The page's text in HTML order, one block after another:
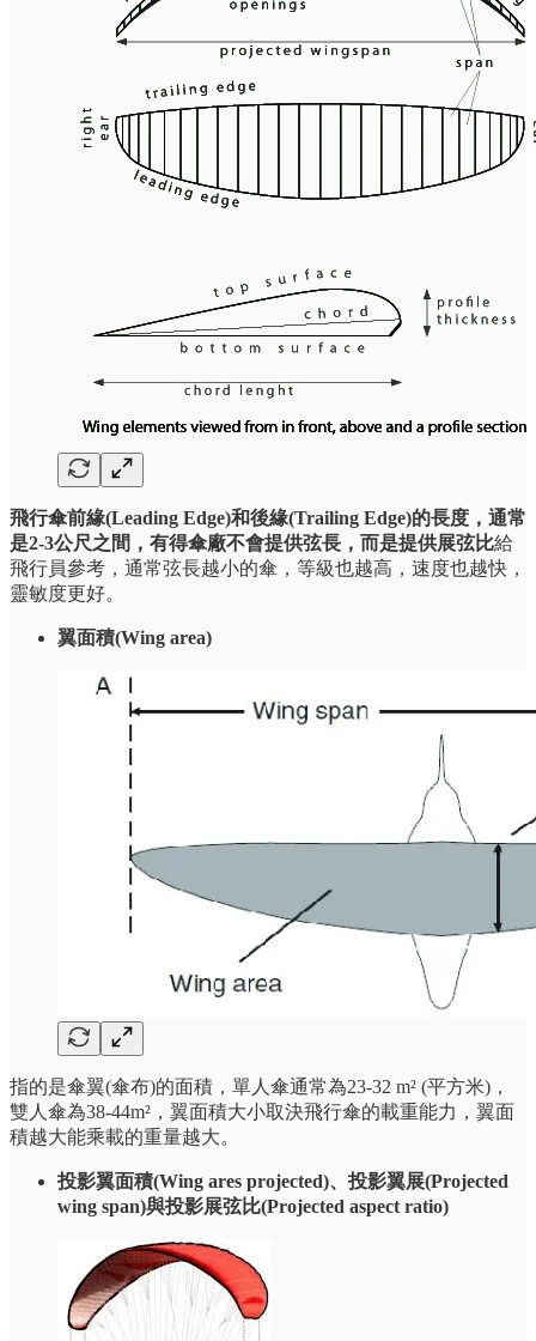
飛行傘前緣(Leading Edge)和後緣(Trailing Edge)的長度，通常
是2-3公尺之間，有得傘廠不會提供弦長，而是提供展弦比給
飛行員參考，通常弦長越小的傘，等級也越高，速度也越快，
靈敏度更好。
翼面積(Wing area)
指的是傘翼(傘布)的面積，單人傘通常為23-32 m² (平方米)，
雙人傘為38-44m²，翼面積大小取決飛行傘的載重能力，翼面
積越大能乘載的重量越大。
投影翼面積(Wing ares projected)、投影翼展(Projected
wing span)與投影展弦比(Projected aspect ratio)